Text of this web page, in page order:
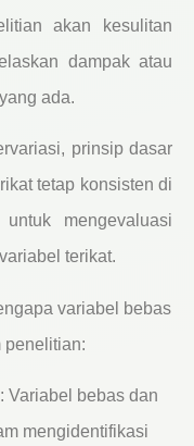
akan kesulitan
dampak atau
ada.
prinsip dasar
tetap konsisten di
mengevaluasi
terikat.
variabel bebas
penelitian:
: Variabel bebas dan
mengidentifikasi